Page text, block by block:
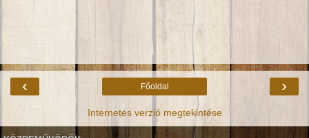
‹ ›
Főoldal
Internetes verzió megtekintése